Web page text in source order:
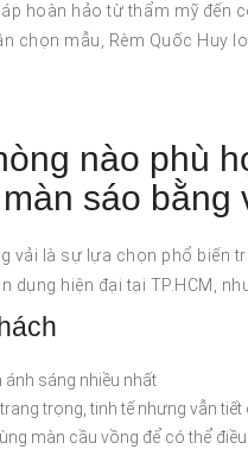
hoàn hảo từ thẩm mỹ đến
chọn mẫu, Rèm Quốc Huy
nào phù
sáo bằng
vải là sự lựa chọn phổ biến
dụng hiện đại tại TP.HCM,
ánh sáng nhiều nhất
trọng, tinh tế nhưng vẫn tiết
màn cầu vồng để có thể